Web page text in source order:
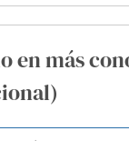
en más